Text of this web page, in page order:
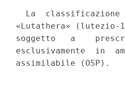
La  classificazione
«Lutathera» (lutezio-
soggetto   a
esclusivamente  in